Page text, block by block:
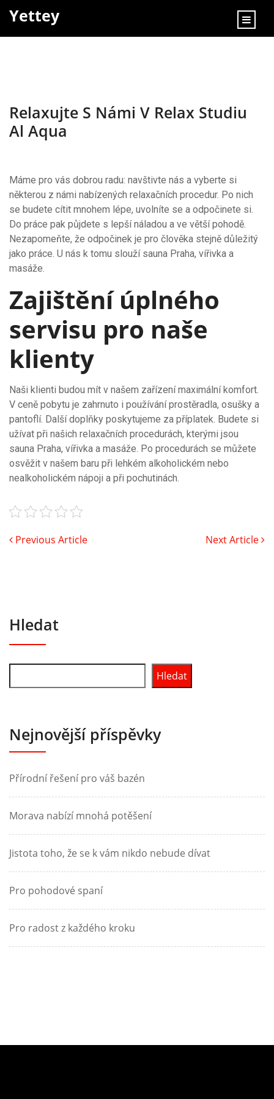
Yettey
Relaxujte S Námi V Relax Studiu
Al Aqua
Máme pro vás dobrou radu: navštivte nás a vyberte si
některou z námi nabízených relaxačních procedur. Po nich
se budete cítit mnohem lépe, uvolníte se a odpočinete si.
Do práce pak půjdete s lepší náladou a ve větší pohodě.
Nezapomeňte, že odpočinek je pro člověka stejně důležitý
jako práce. U nás k tomu slouží sauna Praha, vířivka a
masáže.
Zajištění úplného
servisu pro naše
klienty
Naši klienti budou mít v našem zařízení maximální komfort.
V ceně pobytu je zahrnuto i používání prostěradla, osušky a
pantoflí. Další doplňky poskytujeme za příplatek. Budete si
užívat při našich relaxačních procedurách, kterými jsou
sauna Praha, vířivka a masáže. Po procedurách se můžete
osvěžit v našem baru při lehkém alkoholickém nebo
nealkoholickém nápoji a při pochutinách.
Previous Article Next Article
Hledat
Hledat
Nejnovější příspěvky
Přírodní řešení pro váš bazén
Morava nabízí mnohá potěšení
Jistota toho, že se k vám nikdo nebude dívat
Pro pohodové spaní
Pro radost z každého kroku